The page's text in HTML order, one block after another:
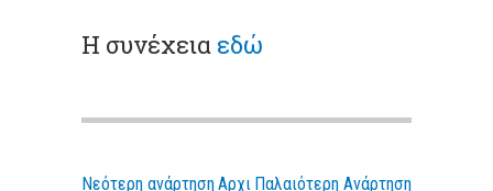
H συνέχεια εδώ
Νεότερη ανάρτηση Παλαιότερη Ανάρτηση
Αρχι